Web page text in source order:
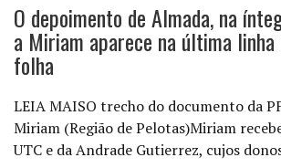
O depoimento de Almada, na
a Miriam aparece na última
folha
LEIA MAISO trecho do documento da
Miriam (Região de Pelotas)Miriam
UTC e da Andrade Gutierrez, cujos